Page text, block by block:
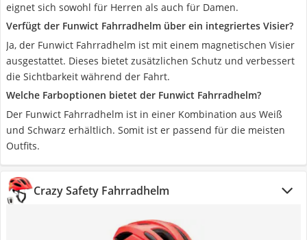
eignet sich sowohl für Herren als auch für Damen.
Verfügt der Funwict Fahrradhelm über ein integriertes Visier?
Ja, der Funwict Fahrradhelm ist mit einem magnetischen Visier
ausgestattet. Dieses bietet zusätzlichen Schutz und verbessert
die Sichtbarkeit während der Fahrt.
Welche Farboptionen bietet der Funwict Fahrradhelm?
Der Funwict Fahrradhelm ist in einer Kombination aus Weiß
und Schwarz erhältlich. Somit ist er passend für die meisten
Outfits.
Crazy Safety Fahrradhelm